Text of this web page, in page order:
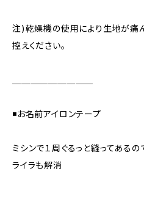
注)乾燥機の使用により生地が痛
控えください。
◾️お名前アイロンテープ
ミシンで１周ぐるっと縫ってある
ライラも解消